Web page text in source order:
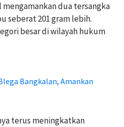
dua tersangka
seberat 201 gram lebih.
besar di wilayah hukum
Bangkalan, Amankan
terus meningkatkan